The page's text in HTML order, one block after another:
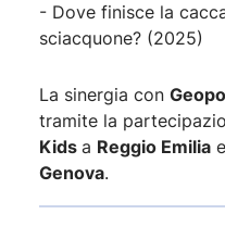
- Dove finisce la
sciacquone? (2025)
La sinergia con
tramite la
Kids a Reggio Emilia
Genova.